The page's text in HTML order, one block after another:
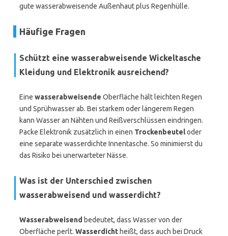
gute wasserabweisende Außenhaut plus Regenhülle.
Häufige Fragen
Schützt eine wasserabweisende Wickeltasche
Kleidung und Elektronik ausreichend?
Eine wasserabweisende Oberfläche hält leichten Regen
und Sprühwasser ab. Bei starkem oder längerem Regen
kann Wasser an Nähten und Reißverschlüssen eindringen.
Packe Elektronik zusätzlich in einen Trockenbeuteloder
eine separate wasserdichte Innentasche. So minimierst du
das Risiko bei unerwarteter Nässe.
Was ist der Unterschied zwischen
wasserabweisend und wasserdicht?
Wasserabweisend bedeutet, dass Wasser von der
Oberfläche perlt. Wasserdicht heißt, dass auch bei Druck